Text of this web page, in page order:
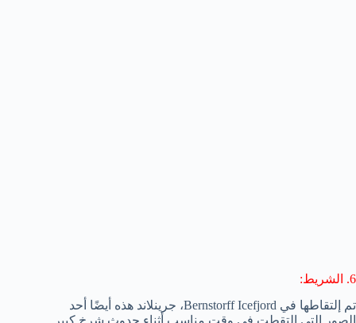
6. الشريط:
تم إلتقاطها في Bernstorff Icefjord، جرينلاند هذه أيضًا أحد